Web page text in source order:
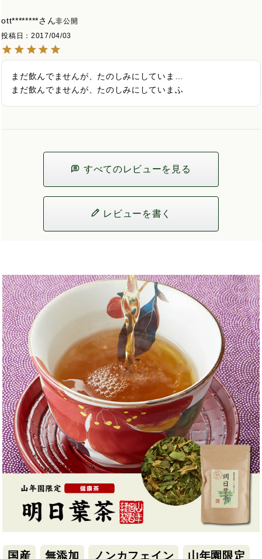
ott********
非公開
投稿日
2017/04/03
まだ飲んでませんが、たのしみにしていま…
まだ飲んでませんが、たのしみにしていまふ
すべてのレビューを見る
レビューを書く
国産 無添加 ノンカフェイン 山年園限定